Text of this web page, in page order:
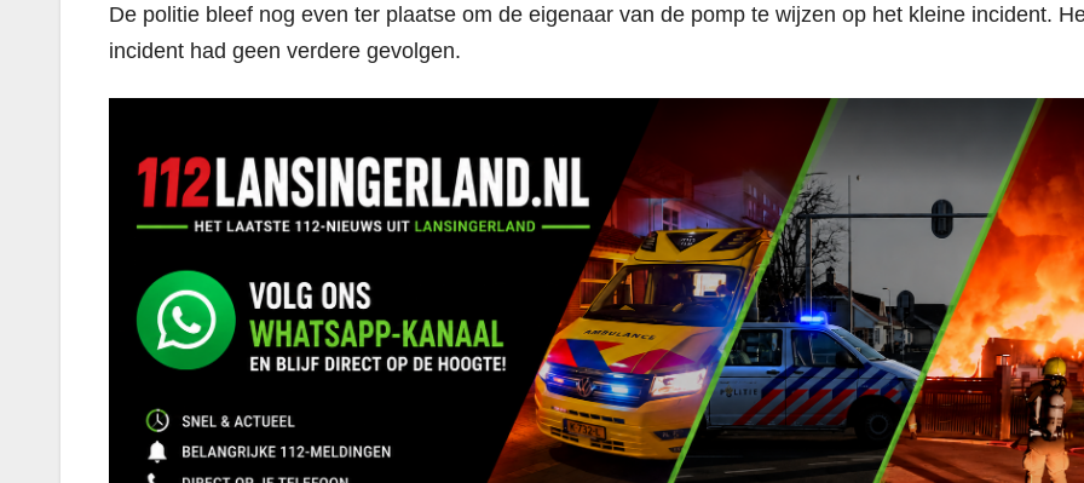
De politie bleef nog even ter plaatse om de eigenaar van de pomp te wijzen op het kleine incident.
incident had geen verdere gevolgen.